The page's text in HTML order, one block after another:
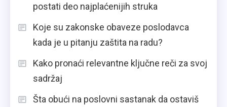
postati deo najplaćenijih struka
Koje su zakonske obaveze poslodavca
kada je u pitanju zaštita na radu?
Kako pronaći relevantne ključne reči za svoj
sadržaj
Šta obući na poslovni sastanak da ostaviš